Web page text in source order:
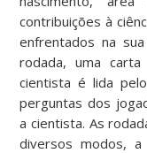
contribuições à
enfrentados na
rodada, uma
cientista é lida
perguntas dos
a cientista. As
diversos modos,